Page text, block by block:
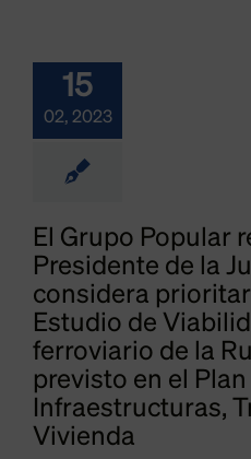
15
02, 2023
El Grupo Popular
Presidente de la
considera
Estudio de
ferroviario de la
previsto en el Plan
Infraestructuras,
Vivienda